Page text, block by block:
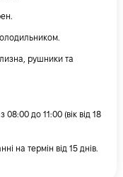
рушники та
до 11:00 (вік від 18
на термін від 15 днів.